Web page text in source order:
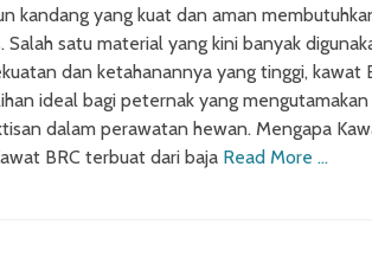
kandang yang kuat dan aman
Salah satu material yang kini banyak
dan ketahanannya yang tinggi, kawat
ideal bagi peternak yang
dalam perawatan hewan. Mengapa
BRC terbuat dari baja Read More …